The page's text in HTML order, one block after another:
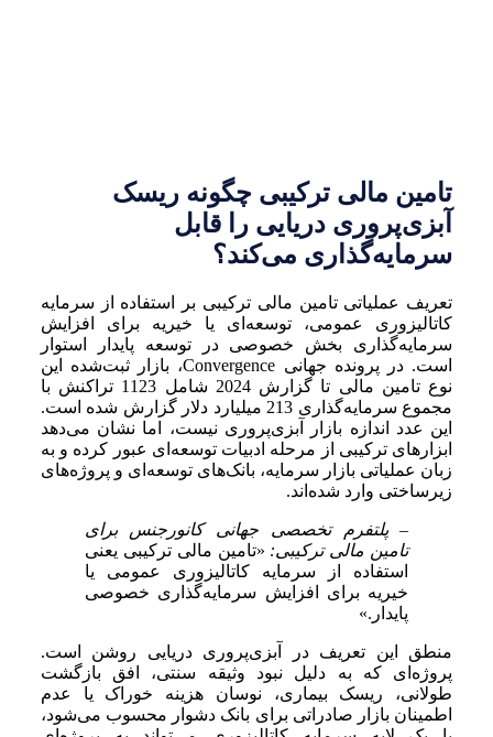
تامین مالی ترکیبی چگونه ریسک
آبزی‌پروری دریایی را قابل
سرمایه‌گذاری می‌کند؟
تعریف عملیاتی تامین مالی ترکیبی بر استفاده از سرمایه
کاتالیزوری عمومی، توسعه‌ای یا خیریه برای افزایش
سرمایه‌گذاری بخش خصوصی در توسعه پایدار استوار
است. در پرونده جهانی Convergence، بازار ثبت‌شده این
نوع تامین مالی تا گزارش 2024 شامل 1123 تراکنش با
مجموع سرمایه‌گذاری 213 میلیارد دلار گزارش شده است.
این عدد اندازه بازار آبزی‌پروری نیست، اما نشان می‌دهد
ابزارهای ترکیبی از مرحله ادبیات توسعه‌ای عبور کرده و به
زبان عملیاتی بازار سرمایه، بانک‌های توسعه‌ای و پروژه‌های
زیرساختی وارد شده‌اند.
– پلتفرم تخصصی جهانی کانورجنس برای
تامین مالی ترکیبی: «تامین مالی ترکیبی یعنی
استفاده از سرمایه کاتالیزوری عمومی یا
خیریه برای افزایش سرمایه‌گذاری خصوصی
پایدار.»
منطق این تعریف در آبزی‌پروری دریایی روشن است.
پروژه‌ای که به دلیل نبود وثیقه سنتی، افق بازگشت
طولانی، ریسک بیماری، نوسان هزینه خوراک یا عدم
اطمینان بازار صادراتی برای بانک دشوار محسوب می‌شود،